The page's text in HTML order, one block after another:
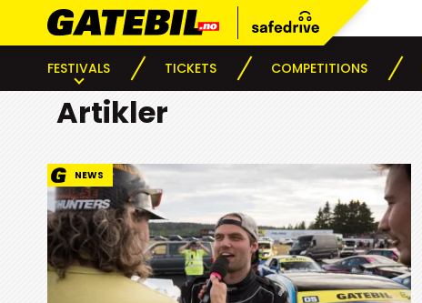
FESTIVALS TICKETS COMPETITIONS
Artikler
NEWS